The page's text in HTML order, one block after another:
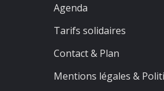
Agenda
Tarifs solidaires
Contact & Plan
Mentions légales &